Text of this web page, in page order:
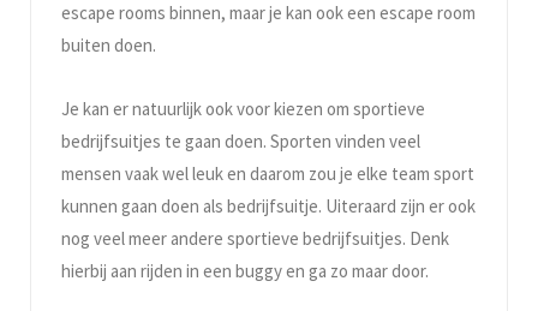
escape rooms binnen, maar je kan ook een escape room
buiten doen.
Je kan er natuurlijk ook voor kiezen om sportieve
bedrijfsuitjes te gaan doen. Sporten vinden veel
mensen vaak wel leuk en daarom zou je elke team sport
kunnen gaan doen als bedrijfsuitje. Uiteraard zijn er ook
nog veel meer andere sportieve bedrijfsuitjes. Denk
hierbij aan rijden in een buggy en ga zo maar door.